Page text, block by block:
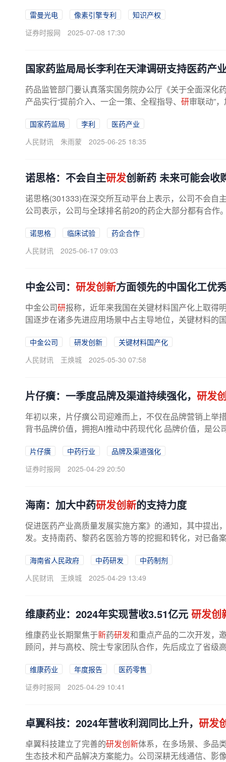
雷曼光电 像素引擎专利
知识产权
证券时报网
2025-07-08 17:30
国家药监局局长李利在天津调研支持医药产
药品监管部门要认真落实国务院办公厅《关于全面深化
产品实行“提前介入、一企一策、全程指导、 研审联动”
国家药监局 李利
医药产业
人民财讯
朱雨蒙 2025-06-25 18:35
诺思格：不会自主研发创新药 未来可能会收
诺思格(301333)在深交所互动平台上表示，公司不会自
公司表示，公司与全球排名前20的药企大部分都有合作
诺思格 临床试验
药企合作
人民财讯
2025-06-17 09:03
中金公司： 研发创新方面领先的中国化工优
中金公司研报称，近年来我国在关键材料国产化上取得
国逐步在诸多先进应用场景中占主导地位，关键材料的
中金公司 研发创新
关键材料国产化
人民财讯
王焕城 2025-05-30 07:58
片仔癀：一季度品牌及渠道持续强化， 研发
年初以来，片仔癀公司迎难而上，不仅在品牌营销上举
背书品牌价值，拥抱AI推动中药现代化 品牌价值，是
片仔癀 中药行业
品牌及渠道强化
证券时报网
2025-04-29 20:50
海南：加大中药研发创新的支持力度
促进医药产业高质量发展实施方案》的通知，其中提出
发。支持南药、黎药名医验方等的挖掘和转化，对已备
海南省人民政府 中药研发
中药制剂
人民财讯
王焕城 2025-04-29 13:49
维康药业：2024年实现营收3.51亿元 研发创
维康药业长期聚焦于新药研发和重点产品的二次开发，
顾问，并与高校、院士专家团队合作，先后成立了省级
维康药业 年度报告
医药零售
证券时报网
2025-04-29 10:41
卓翼科技：2024年营收利润同比上升， 研发
卓翼科技建立了完善的研发创新体系，在多场景、多品
生态技术和产品解决方案能力。公司深耕无线通信、影